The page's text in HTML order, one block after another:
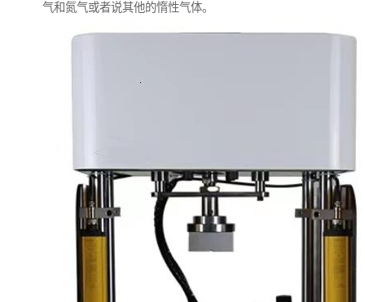
气和氮气或者说其他的惰性气体。